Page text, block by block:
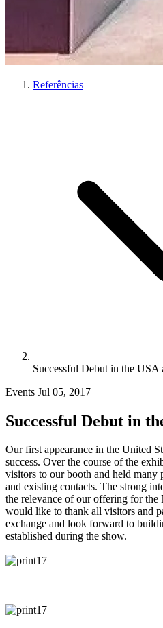
Referências
Successful Debut in the
Events Jul 05, 2017
Successful Debut in
Our first appearance in the United
success. Over the course of the
visitors to our booth and held
and existing contacts. The strong
the relevance of our offering for
would like to thank all visitors and
exchange and look forward to
established during the show.